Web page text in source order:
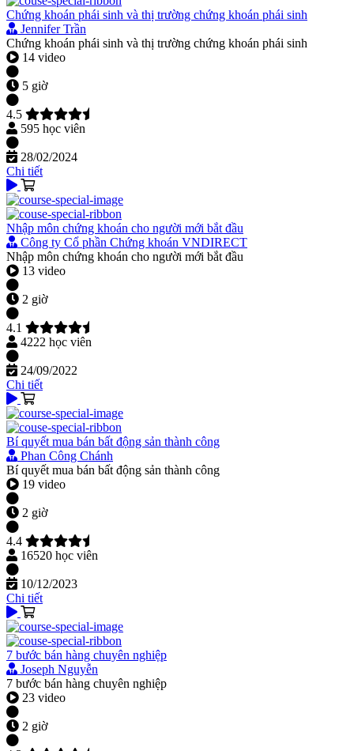
Chứng khoán phái sinh và thị trường chứng khoán phái sinh
Jennifer Trần
Chứng khoán phái sinh và thị trường chứng khoán phái sinh
14 video
5 giờ
4.5
595 học viên
28/02/2024
Chi tiết
Nhập môn chứng khoán cho người mới bắt đầu
Công ty Cổ phần Chứng khoán VNDIRECT
Nhập môn chứng khoán cho người mới bắt đầu
13 video
2 giờ
4.1
4222 học viên
24/09/2022
Chi tiết
Bí quyết mua bán bất động sản thành công
Phan Công Chánh
Bí quyết mua bán bất động sản thành công
19 video
2 giờ
4.4
16520 học viên
10/12/2023
Chi tiết
7 bước bán hàng chuyên nghiệp
Joseph Nguyễn
7 bước bán hàng chuyên nghiệp
23 video
2 giờ